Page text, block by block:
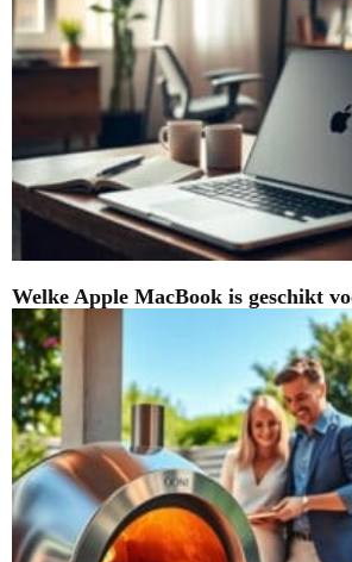
Welke Apple MacBook is geschikt